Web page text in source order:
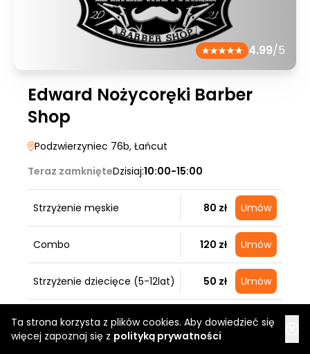
Ta strona korzysta z plików cookies. Aby dowiedzieć się
więcej zapoznaj się z polityką prywatności
4.99/5
Edward Nożycoręki Barber
Shop
Podzwierzyniec 76b, Łańcut
Teraz zamknięteDzisiaj:10:00-15:00
Strzyżenie męskie 80 zł Umów
Combo 120 zł Umów
Strzyżenie dziecięce (5-12lat) 50 zł Umów
Najpopularniejsze usługi